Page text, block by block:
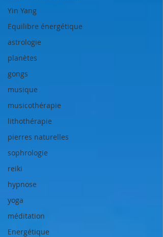
Yin Yang
Equilibre énergétique
astrologie
planètes
gongs
musique
musicothérapie
lithothérapie
pierres naturelles
sophrologie
reiki
hypnose
yoga
méditation
Energétique